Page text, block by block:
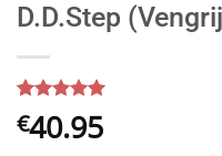
D.D.Step
Įvertinimas:
5iš 5
5
€40.95